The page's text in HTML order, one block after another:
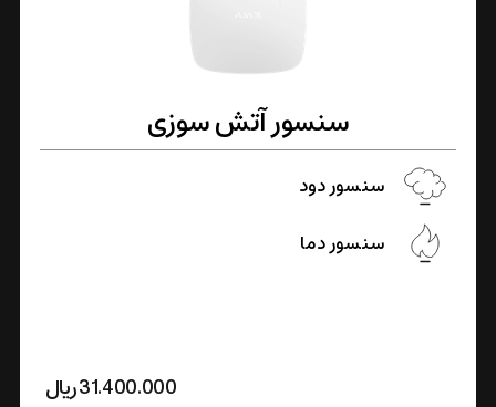
سنسور آتش سوزی
سنسور دود
سنسور دما
31.400.000﷼